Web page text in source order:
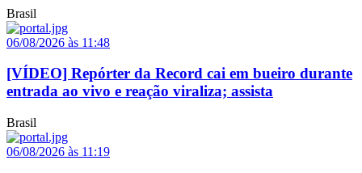
Brasil
06/08/2026 às 11:48
[VÍDEO] Repórter da Record cai em bueiro durante
entrada ao vivo e reação viraliza; assista
Brasil
06/08/2026 às 11:19